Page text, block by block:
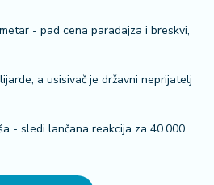
- pad cena paradajza i breskvi,
a usisivač je državni neprijatelj
- sledi lančana reakcija za 40.000